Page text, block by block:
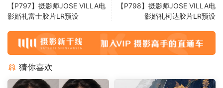
【P797】摄影师JOSE VILLA电
影婚礼富士胶片LR预设
【P798】摄影师JOSE VILLA电
影婚礼柯达胶片LR预设
猜你喜欢